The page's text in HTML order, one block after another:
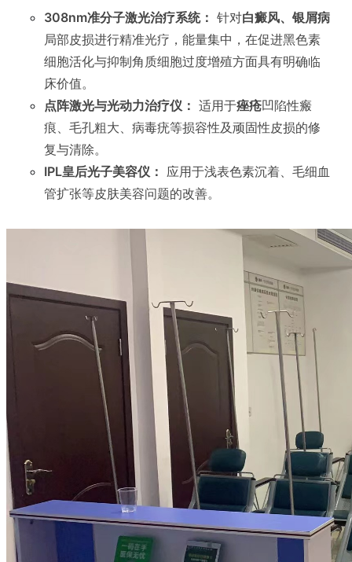
308nm准分子激光治疗系统： 针对白癜风、银屑病
局部皮损进行精准光疗，能量集中，在促进黑色素
细胞活化与抑制角质细胞过度增殖方面具有明确临
床价值。
点阵激光与光动力治疗仪： 适用于痤疮凹陷性瘢
痕、毛孔粗大、病毒疣等损容性及顽固性皮损的修
复与清除。
IPL皇后光子美容仪： 应用于浅表色素沉着、毛细血
管扩张等皮肤美容问题的改善。